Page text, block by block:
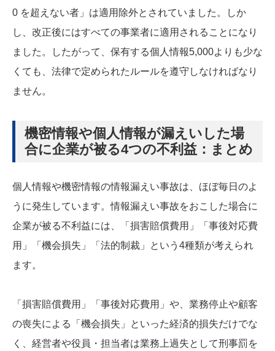
0 を超えない者」は適用除外とされていました。しか
し、改正後にはすべての事業者に適用されることになり
ました。したがって、保有する個人情報5,000よりも少な
くても、法律で定められたルールを遵守しなければなり
ません。
機密情報や個人情報が漏えいした場
合に企業が被る4つの不利益：まとめ
個人情報や機密情報の情報漏えい事故は、ほぼ毎日のよ
うに発生しています。情報漏えい事故をおこした場合に
企業が被る不利益には、「損害賠償費用」「事後対応費
用」「機会損失」「法的制裁」という4種類が考えられ
ます。
「損害賠償費用」「事後対応費用」や、業務停止や顧客
の喪失による「機会損失」といった経済的損失だけでな
く、経営者や役員・担当者は業務上過失として刑事罰を